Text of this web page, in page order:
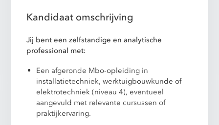
Kandidaat omschrijving
Jij bent een zelfstandige en analytische
professional met:
Een afgeronde Mbo-opleiding in
installatietechniek, werktuigbouwkunde of
elektrotechniek (niveau 4), eventueel
aangevuld met relevante cursussen of
praktijkervaring.